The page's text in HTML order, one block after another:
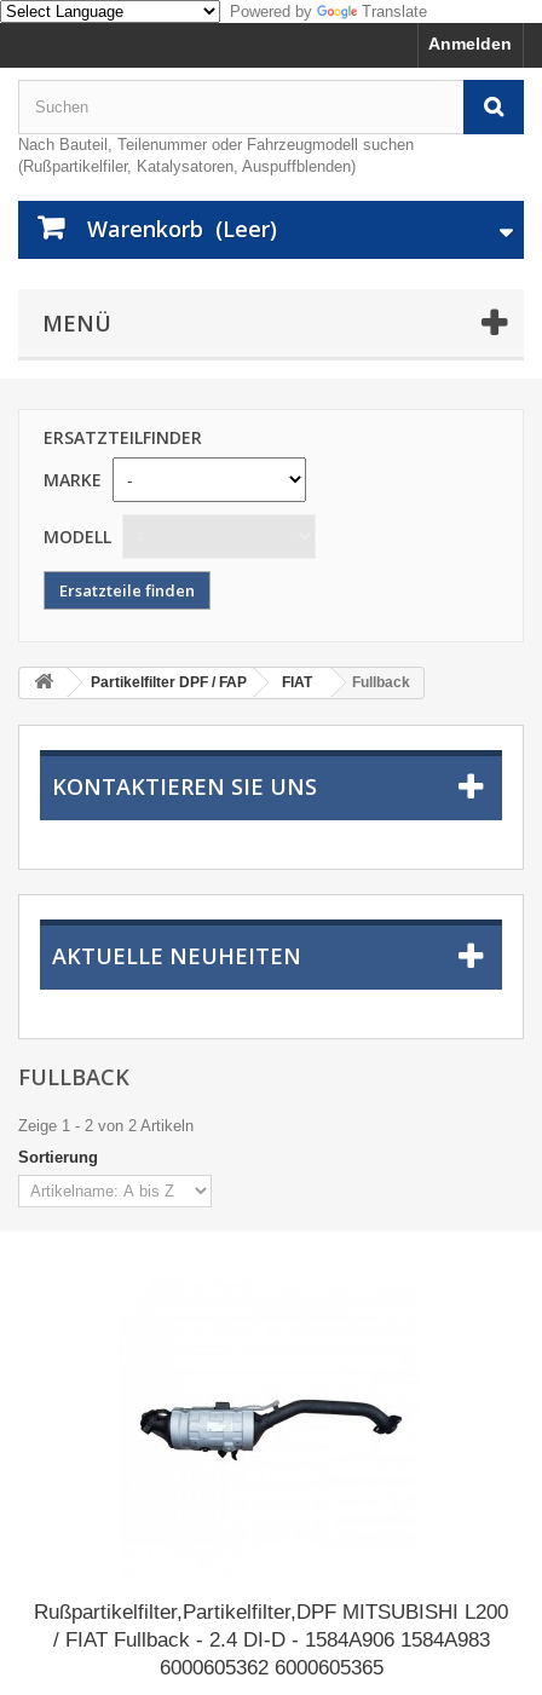
Powered by Translate
Anmelden
Nach Bauteil, Teilenummer oder Fahrzeugmodell suchen
(Rußpartikelfiler, Katalysatoren, Auspuffblenden)
Warenkorb (Leer)
MENÜ
ERSATZTEILFINDER
MARKE
MODELL
Partikelfilter DPF / FAP FIAT Fullback
KONTAKTIEREN SIE UNS
AKTUELLE NEUHEITEN
FULLBACK
Zeige 1 - 2 von 2 Artikeln
Sortierung
Rußpartikelfilter,Partikelfilter,DPF MITSUBISHI L200
/ FIAT Fullback - 2.4 DI-D - 1584A906 1584A983
6000605362 6000605365